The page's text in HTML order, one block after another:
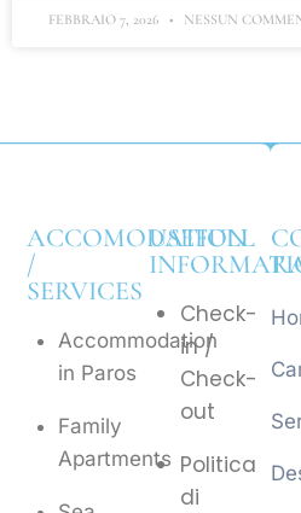
FEBBRAIO 7, 2026 NESSUN
ACCOMODATION
/
SERVICES
Accommodation
in Paros
Family
Apartments
USEFULL
Check-
in /
Check-
out
Politica
di